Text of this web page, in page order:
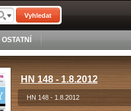
Vyhledat
OSTATNÍ
HN 148 - 1.8.2012
HN 148 - 1.8.2012